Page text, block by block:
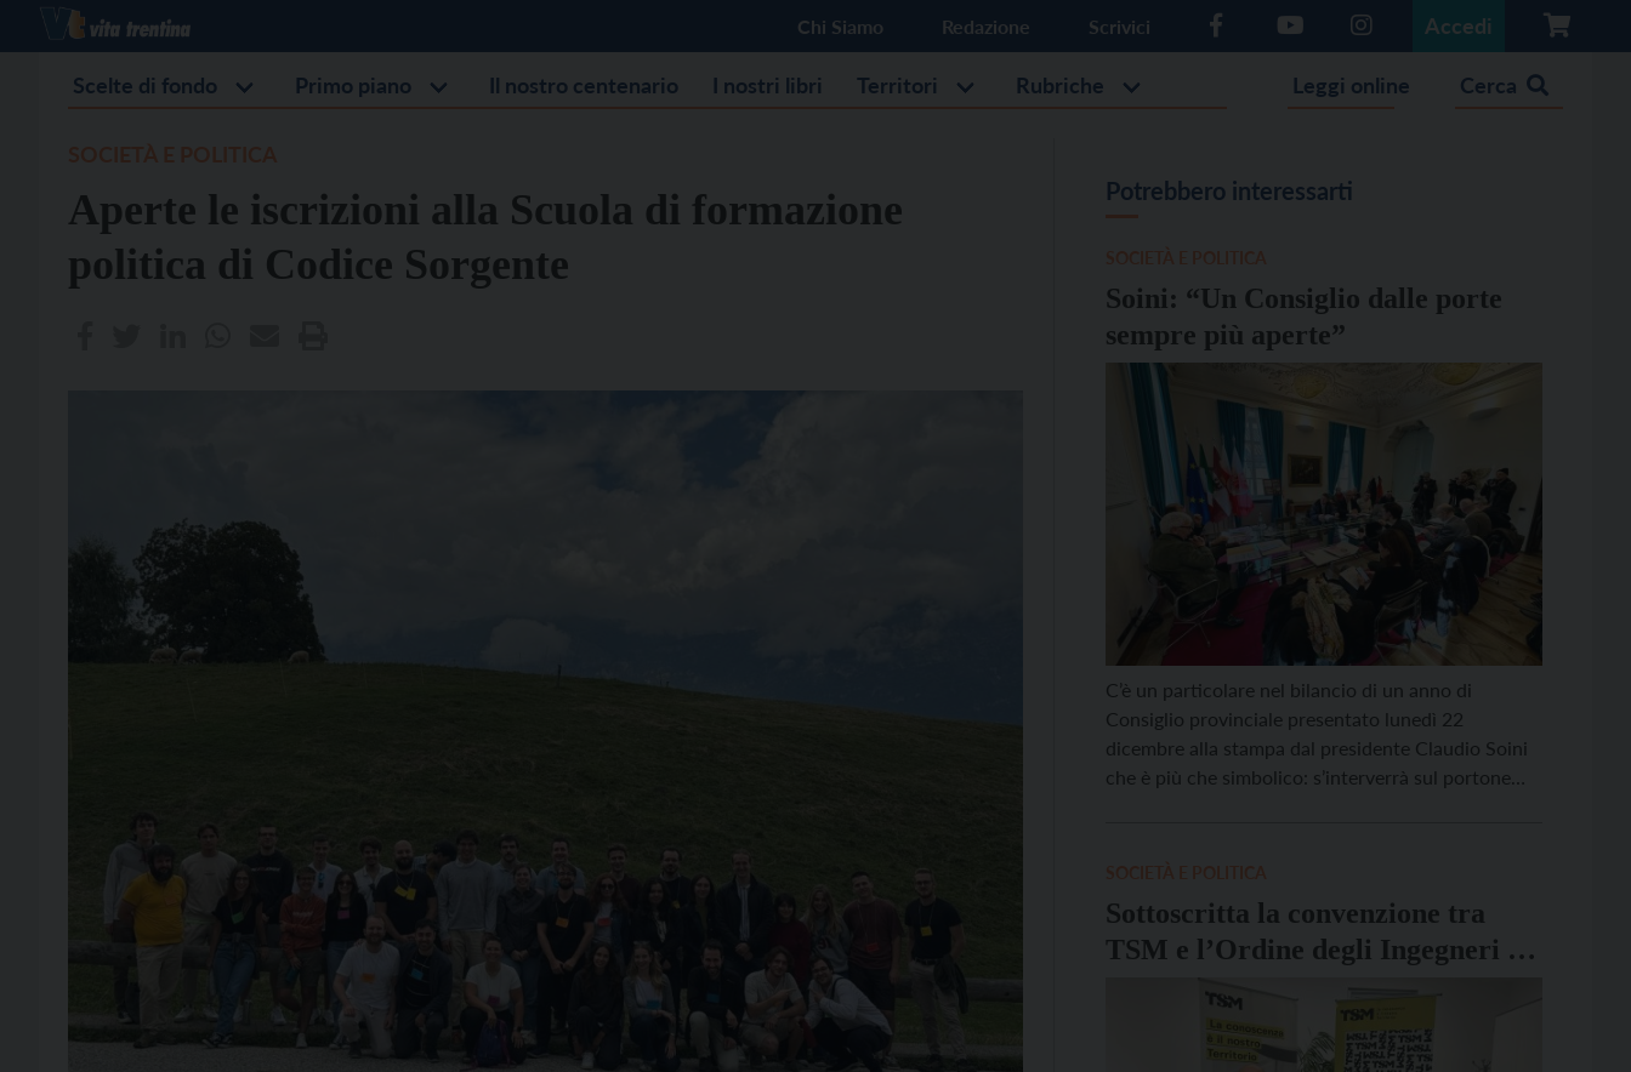
Chi Siamo Redazione Scrivici Accedi
Scelte di fondo Primo piano Il nostro centenario I nostri libri Territori Rubriche Leggi online Cerca
Aperte le iscrizioni alla Scuola di formazione
politica di Codice Sorgente
Potrebbero interessarti
Soini: “Un Consiglio dalle porte
sempre più aperte”
C’è un particolare nel bilancio di un anno di
Consiglio provinciale presentato lunedì 22
dicembre alla stampa dal presidente Claudio Soini
che è più che simbolico: s’interverrà sul portone
Sottoscritta la convenzione tra
TSM e l’Ordine degli Ingegneri di